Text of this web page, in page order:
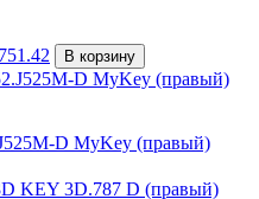
В корзину
D MyKey (правый)